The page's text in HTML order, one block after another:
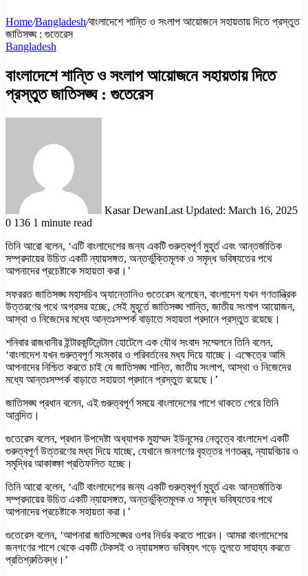
Home/Bangladesh/বাংলাদেশে শান্তি ও সংলাপ আয়োজনে সহায়তায় দিতে প্রস্তুত
জাতিসঙ্ঘ : গুতেরেস
Bangladesh
বাংলাদেশে শান্তি ও সংলাপ আয়োজনে সহায়তায় দিতে
প্রস্তুত জাতিসঙ্ঘ : গুতেরেস
Kasar DewanLast Updated: March 16, 2025
0 136 1 minute read
তিনি আরো বলেন, ‘এটি বাংলাদেশের জন্য একটি গুরুত্বপূর্ণ মুহূর্ত এবং আন্তর্জাতিক
সম্প্রদায়ের উচিত একটি ন্যায়সঙ্গত, অন্তর্ভুক্তিমূলক ও সমৃদ্ধ ভবিষ্যতের পথে
আপনাদের প্রচেষ্টাকে সহায়তা করা।’
সফররত জাতিসঙ্ঘ মহাসচিব অ্যান্তোনিও গুতেরেস বলেছেন, বাংলাদেশ যখন গণতান্ত্রিক
উত্তরণের পথে অগ্রসর হচ্ছে, সেই মুহূর্তে জাতিসঙ্ঘ শান্তি, জাতীয় সংলাপ আয়োজন,
আস্থা ও নিজেদের মধ্যে আন্তঃসম্পর্ক বাড়াতে সহায়তা প্রদানে প্রস্তুত রয়েছে।
শনিবার রাজধানীর ইন্টারকন্টিনেন্টাল হোটেলে এক যৌথ সংবাদ সম্মেলনে তিনি বলেন,
‘বাংলাদেশ যখন গুরুত্বপূর্ণ সংস্কার ও পরিবর্তনের মধ্য দিয়ে যাচ্ছে। এক্ষেত্রে আমি
আপনাদের নিশ্চিত করতে চাই যে জাতিসঙ্ঘ শান্তি, জাতীয় সংলাপ, আস্থা ও নিজেদের
মধ্যে আন্তঃসম্পর্ক বাড়াতে সহায়তা প্রদানে প্রস্তুত রয়েছে।’
জাতিসঙ্ঘ প্রধান বলেন, এই গুরুত্বপূর্ণ সময়ে বাংলাদেশের পাশে থাকতে পেরে তিনি
আনন্দিত।
গুতেরেস বলেন, প্রধান উপদেষ্টা অধ্যাপক মুহাম্মদ ইউনূসের নেতৃত্বে বাংলাদেশ একটি
গুরুত্বপূর্ণ উত্তরণের মধ্য দিয়ে যাচ্ছে, যেখানে জনগণের বৃহত্তর গণতন্ত্র, ন্যায়বিচার ও
সমৃদ্ধির আকাঙ্ক্ষা প্রতিফলিত হচ্ছে।
তিনি আরো বলেন, ‘এটি বাংলাদেশের জন্য একটি গুরুত্বপূর্ণ মুহূর্ত এবং আন্তর্জাতিক
সম্প্রদায়ের উচিত একটি ন্যায়সঙ্গত, অন্তর্ভুক্তিমূলক ও সমৃদ্ধ ভবিষ্যতের পথে
আপনাদের প্রচেষ্টাকে সহায়তা করা।’
গুতেরেস বলেন, ‘আপনারা জাতিসঙ্ঘের ওপর নির্ভর করতে পারেন। আমরা বাংলাদেশের
জনগণের পাশে থেকে একটি টেকসই ও ন্যায়সঙ্গত ভবিষ্যৎ গড়ে তুলতে সাহায্য করতে
প্রতিশ্রুতিবদ্ধ।’